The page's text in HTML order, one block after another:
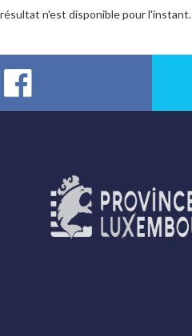
n'est disponible pour l'instant.